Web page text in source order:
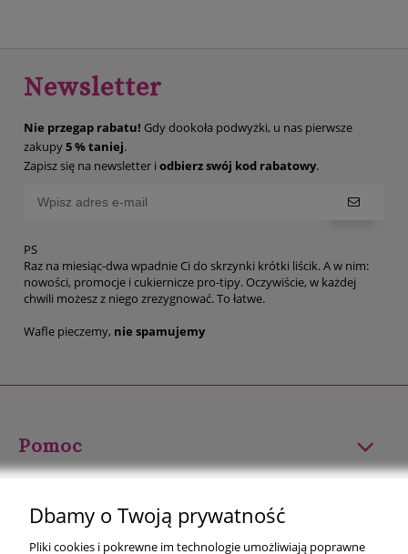
Newsletter
Nie przegap rabatu! Gdy dookoła podwyżki, u nas pierwsze
zakupy5 % taniej.
Zapisz się na newsletter i odbierz swój kod rabatowy.
PS
Raz na miesiąc-dwa wpadnie Ci do skrzynki krótki liścik. A w nim:
nowości, promocje i cukiernicze pro-tipy. Oczywiście, w każdej
chwili możesz z niego zrezygnować. To łatwe.
Wafle pieczemy, nie spamujemy
Pomoc
Płatności i dostawa
Dbamy o Twoją prywatność
Pliki cookies i pokrewne im technologie umożliwiają poprawne